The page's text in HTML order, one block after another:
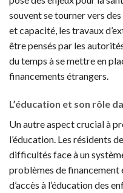
souvent se tourner vers des
et capacité, les travaux
être pensés par les
du temps à se mettre en
financements étrangers.
L’éducation et son rôle
Un autre aspect crucial à
l’éducation. Les résidents
difficultés face à un
problèmes de financement
d’accès à l’éducation des